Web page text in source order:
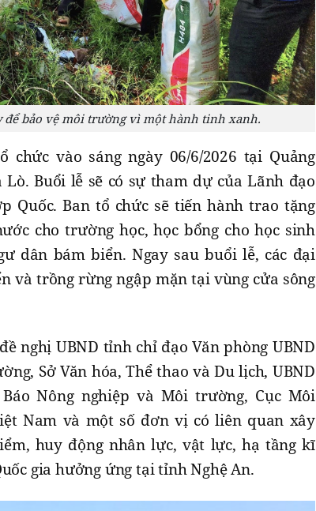
để bảo vệ môi trường vì một hành tinh xanh.
chức vào sáng ngày 06/6/2026 tại Quảng
Buổi lễ sẽ có sự tham dự của Lãnh đạo
Quốc. Ban tổ chức sẽ tiến hành trao tặng
cho trường học, học bổng cho học sinh
dân bám biển. Ngay sau buổi lễ, các đại
và trồng rừng ngập mặn tại vùng cửa sông
nghị UBND tỉnh chỉ đạo Văn phòng UBND
Sở Văn hóa, Thể thao và Du lịch, UBND
Nông nghiệp và Môi trường, Cục Môi
Nam và một số đơn vị có liên quan xây
huy động nhân lực, vật lực, hạ tầng kĩ
gia hưởng ứng tại tỉnh Nghệ An.